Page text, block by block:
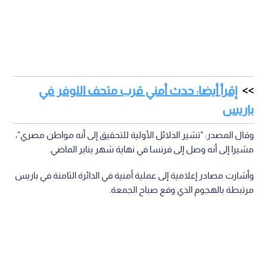
إقرأ أيضا: حدث أمني قرب متحف اللوفر في
باريس
وقال المصدر: "تشير الدلائل الأولية للتحقيق إلى أنه مواطن مصري"،
مشيرا إلى أنه وصل إلى فرنسا في نهاية شهر يناير الماضي.
وأشارت مصادر إعلامية إلى عملية أمنية في الدائرة الثامنة في باريس
مرتبطة بالهجوم الذي وقع صباح الجمعة.